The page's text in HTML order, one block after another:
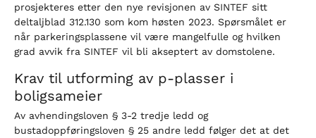
prosjekteres etter den nye revisjonen av SINTEF sitt
deltaljblad 312.130 som kom høsten 2023. Spørsmålet er
når parkeringsplassene vil være mangelfulle og hvilken
grad avvik fra SINTEF vil bli akseptert av domstolene.
Krav til utforming av p-plasser i
boligsameier
Av avhendingsloven § 3-2 tredje ledd og
bustadoppføringsloven § 25 andre ledd følger det at det